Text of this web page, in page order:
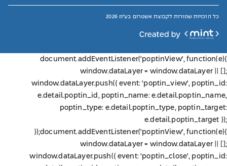
כל הזכויות שמורות לקבוצת אשטרום בע"מ 2026
document.addEventListener('poptinView', function(e){
window.dataLayer = window.dataLayer || [];
window.dataLayer.push({ event: 'poptin_view', poptin_id:
e.detail.poptin_id, poptin_name: e.detail.poptin_name,
poptin_type: e.detail.poptin_type, poptin_target:
e.detail.poptin_target });
});document.addEventListener('poptinView', function(e){
window.dataLayer = window.dataLayer || [];
window.dataLayer.push({ event: 'poptin_close', poptin_id: